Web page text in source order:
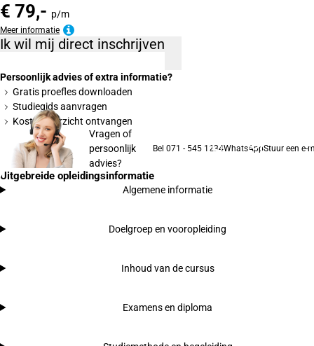
€ 79,- p/m
Meer informatie
Ik wil mij direct inschrijven
Persoonlijk advies of extra informatie?
Gratis proefles downloaden
Studiegids aanvragen
Kostenoverzicht ontvangen
Vragen of
persoonlijk
advies?
Bel 071 - 545 1234WhatsAppStuur een e-
Uitgebreide opleidingsinformatie
Algemene informatie
Doelgroep en vooropleiding
Inhoud van de cursus
Examens en diploma